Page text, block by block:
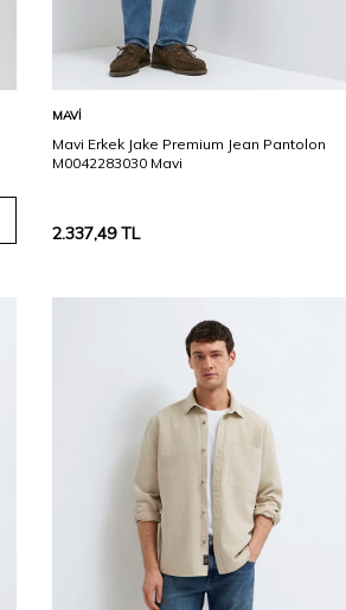
MAVI
Mavi Erkek Jake Premium Jean Pantolon
M0042283030 Mavi
2.337,49TL